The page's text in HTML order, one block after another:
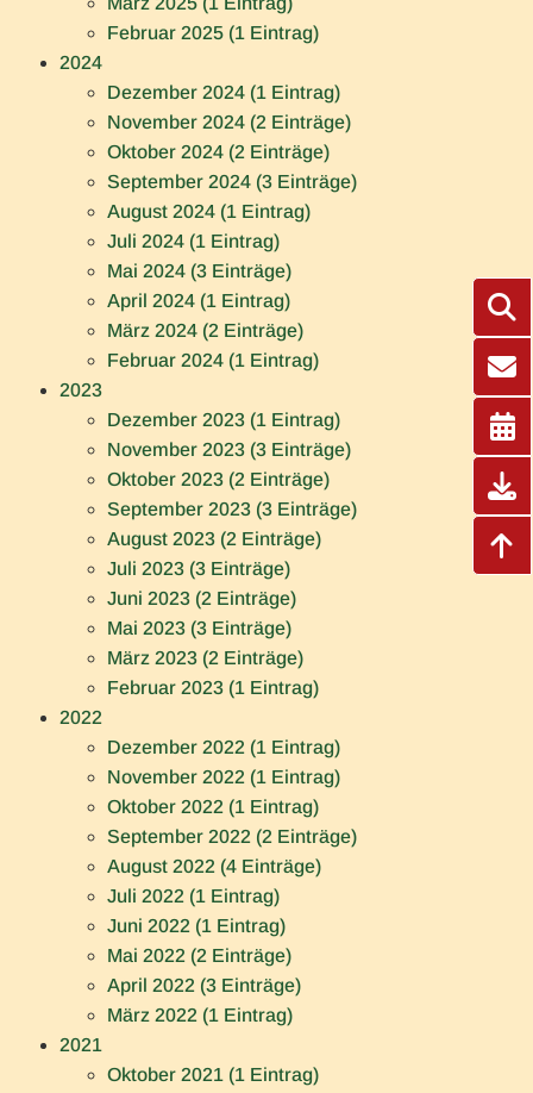
i
r
c
h
Februar 2025 (1 Eintrag)
2024
Dezember 2024 (1 Eintrag)
November 2024 (2 Einträge)
Oktober 2024 (2 Einträge)
September 2024 (3 Einträge)
August 2024 (1 Eintrag)
Juli 2024 (1 Eintrag)
Mai 2024 (3 Einträge)
April 2024 (1 Eintrag)
März 2024 (2 Einträge)
Februar 2024 (1 Eintrag)
2023
Dezember 2023 (1 Eintrag)
November 2023 (3 Einträge)
Oktober 2023 (2 Einträge)
September 2023 (3 Einträge)
August 2023 (2 Einträge)
Juli 2023 (3 Einträge)
Juni 2023 (2 Einträge)
Mai 2023 (3 Einträge)
März 2023 (2 Einträge)
Februar 2023 (1 Eintrag)
2022
Dezember 2022 (1 Eintrag)
November 2022 (1 Eintrag)
Oktober 2022 (1 Eintrag)
September 2022 (2 Einträge)
August 2022 (4 Einträge)
Juli 2022 (1 Eintrag)
Juni 2022 (1 Eintrag)
Mai 2022 (2 Einträge)
April 2022 (3 Einträge)
März 2022 (1 Eintrag)
2021
Oktober 2021 (1 Eintrag)